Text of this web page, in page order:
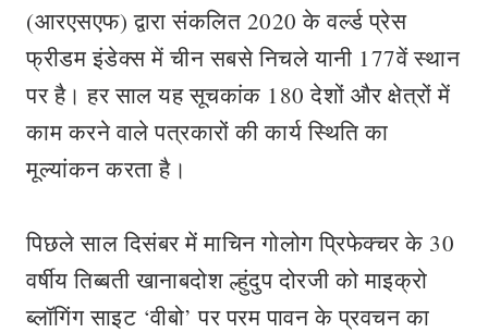
(आरएसएफ) द्वारा संकलित 2020 के वर्ल्ड प्रेस
फ्रीडम इंडेक्स में चीन सबसे निचले यानी 177वें स्थान
पर है। हर साल यह सूचकांक 180 देशों और क्षेत्रों में
काम करने वाले पत्रकारों की कार्य स्थिति का
मूल्यांकन करता है।
पिछले साल दिसंबर में माचिन गोलोग प्रिफेक्चर के 30
वर्षीय तिब्बती खानाबदोश ल्हुंदुप दोरजी को माइक्रो
ब्लॉगिंग साइट ‘वीबो’ पर परम पावन के प्रवचन का